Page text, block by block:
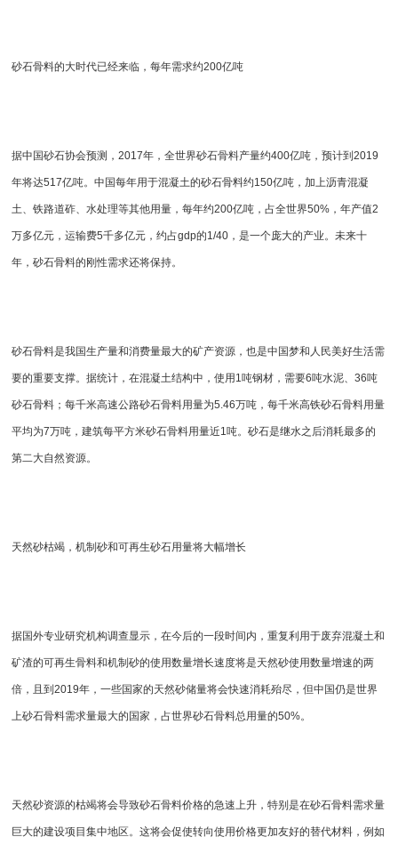
砂石骨料的大时代已经来临，每年需求约200亿吨
据中国砂石协会预测，2017年，全世界砂石骨料产量约400亿吨，预计到2019
年将达517亿吨。中国每年用于混凝土的砂石骨料约150亿吨，加上沥青混凝
土、铁路道砟、水处理等其他用量，每年约200亿吨，占全世界50%，年产值2
万多亿元，运输费5千多亿元，约占gdp的1/40，是一个庞大的产业。未来十
年，砂石骨料的刚性需求还将保持。
砂石骨料是我国生产量和消费量最大的矿产资源，也是中国梦和人民美好生活需
要的重要支撑。据统计，在混凝土结构中，使用1吨钢材，需要6吨水泥、36吨
砂石骨料；每千米高速公路砂石骨料用量为5.46万吨，每千米高铁砂石骨料用量
平均为7万吨，建筑每平方米砂石骨料用量近1吨。砂石是继水之后消耗最多的
第二大自然资源。
天然砂枯竭，机制砂和可再生砂石用量将大幅增长
据国外专业研究机构调查显示，在今后的一段时间内，重复利用于废弃混凝土和
矿渣的可再生骨料和机制砂的使用数量增长速度将是天然砂使用数量增速的两
倍，且到2019年，一些国家的天然砂储量将会快速消耗殆尽，但中国仍是世界
上砂石骨料需求量最大的国家，占世界砂石骨料总用量的50%。
天然砂资源的枯竭将会导致砂石骨料价格的急速上升，特别是在砂石骨料需求量
巨大的建设项目集中地区。这将会促使转向使用价格更加友好的替代材料，例如